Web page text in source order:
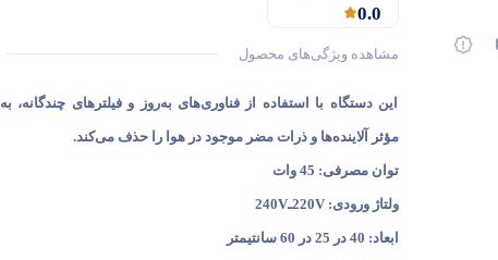
0.0
مشاهده ویژگی‌های محصول
این دستگاه با استفاده از فناوری‌های به‌روز و فیلترهای چندگانه،
مؤثر آلاینده‌ها و ذرات مضر موجود در هوا را حذف می‌کند.
توان مصرفی: 45 وات
ولتاژ ورودی: 220Vـ240V
ابعاد: 40 در 25 در 60 سانتیمتر